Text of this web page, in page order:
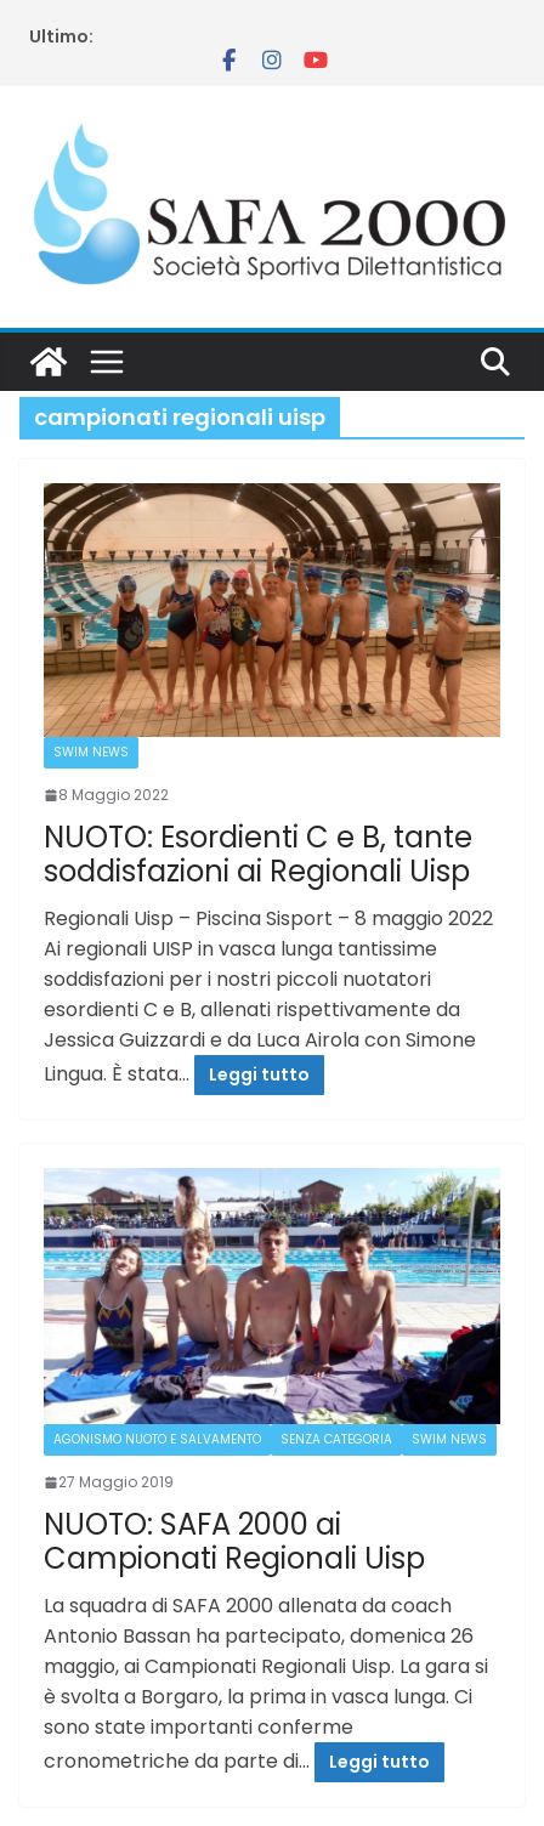
Ultimo:
campionati regionali uisp
SWIM NEWS
8 Maggio 2022
NUOTO: Esordienti C e B, tante
soddisfazioni ai Regionali Uisp
Regionali Uisp – Piscina Sisport – 8 maggio 2022
Ai regionali UISP in vasca lunga tantissime
soddisfazioni per i nostri piccoli nuotatori
esordienti C e B, allenati rispettivamente da
Jessica Guizzardi e da Luca Airola con Simone
Lingua. È stata…
Leggi tutto
AGONISMO NUOTO E SALVAMENTO SENZA CATEGORIA SWIM NEWS
27 Maggio 2019
NUOTO: SAFA 2000 ai
Campionati Regionali Uisp
La squadra di SAFA 2000 allenata da coach
Antonio Bassan ha partecipato, domenica 26
maggio, ai Campionati Regionali Uisp. La gara si
è svolta a Borgaro, la prima in vasca lunga. Ci
sono state importanti conferme
cronometriche da parte di…
Leggi tutto